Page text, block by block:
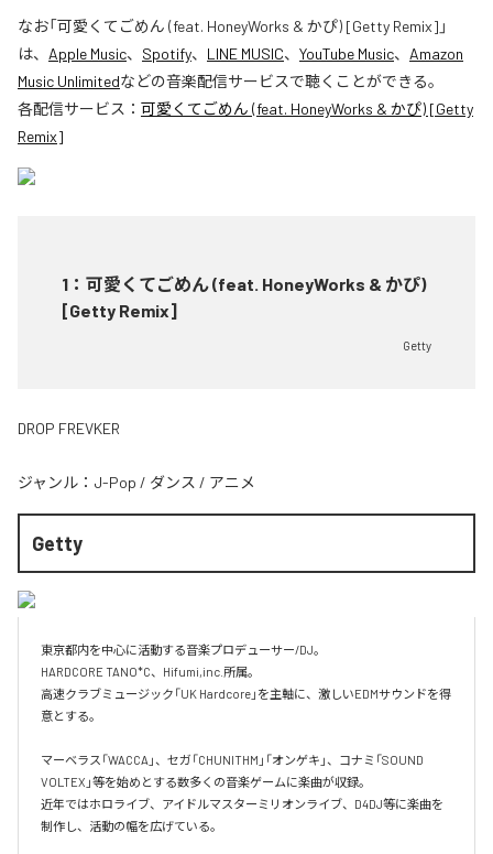
なお「可愛くてごめん (feat. HoneyWorks & かぴ) [Getty Remix] 」
は、 Apple Music、 Spotify、 LINE MUSIC、 YouTube Music、 Amazon
Music Unlimitedなどの音楽配信サービスで聴くことができる。
各配信サービス： 可愛くてごめん (feat. HoneyWorks & かぴ) [Getty
Remix]
1 ： 可愛くてごめん (feat. HoneyWorks & かぴ)
[Getty Remix]
Getty
DROP FREVKER
ジャンル： J-Pop / ダンス / アニメ
Getty
東京都内を中心に活動する音楽プロデューサー/DJ。
HARDCORE TANO*C、Hifumi,inc.所属。
高速クラブミュージック「UK Hardcore」を主軸に、激しいEDMサウンドを得
意とする。
マーベラス「WACCA」、セガ「CHUNITHM」「オンゲキ」、コナミ「SOUND
VOLTEX」等を始めとする数多くの音楽ゲームに楽曲が収録。
近年ではホロライブ、アイドルマスターミリオンライブ、D4DJ等に楽曲を
制作し、活動の幅を広げている。